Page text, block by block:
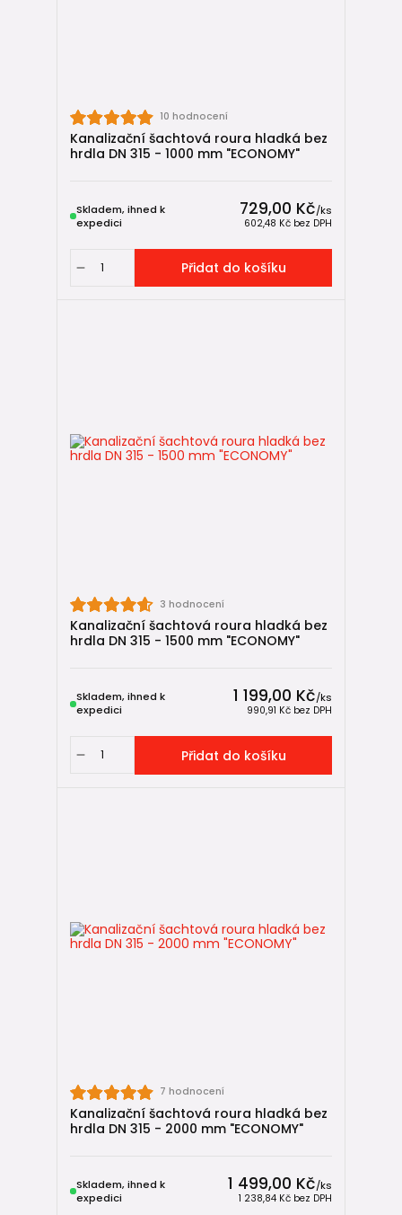
10 hodnocení
Kanalizační šachtová roura hladká bez
hrdla DN 315 - 1000 mm "ECONOMY"
729,00 Kč/ks
602,48 Kč bez DPH
Skladem, ihned k
expedici
Přidat do košíku
3 hodnocení
Kanalizační šachtová roura hladká bez
hrdla DN 315 - 1500 mm "ECONOMY"
1 199,00 Kč/ks
990,91 Kč bez DPH
Skladem, ihned k
expedici
Přidat do košíku
7 hodnocení
Kanalizační šachtová roura hladká bez
hrdla DN 315 - 2000 mm "ECONOMY"
1 499,00 Kč/ks
1 238,84 Kč bez DPH
Skladem, ihned k
expedici